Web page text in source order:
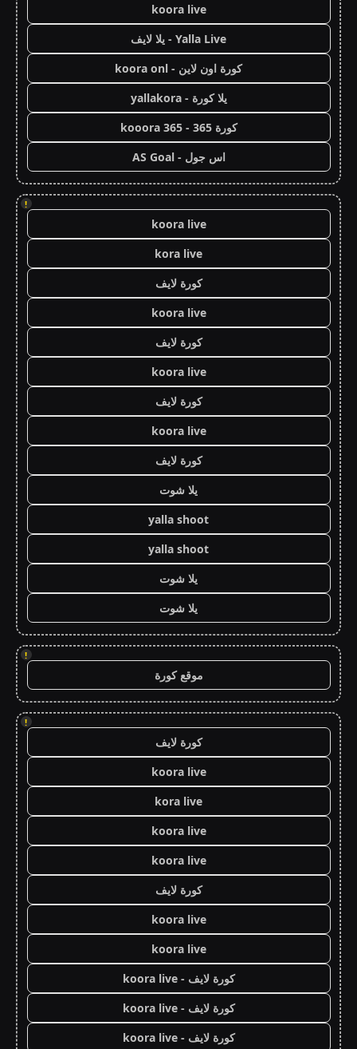
koora live
Yalla Live - يلا لايف
كورة اون لاين - koora onl
يلا كورة - yallakora
كورة 365 - kooora 365
اس جول - AS Goal
!
koora live
kora live
كورة لايف
koora live
كورة لايف
koora live
كورة لايف
koora live
كورة لايف
يلا شوت
yalla shoot
yalla shoot
يلا شوت
يلا شوت
!
موقع كورة
!
كورة لايف
koora live
kora live
koora live
koora live
كورة لايف
koora live
koora live
كورة لايف - koora live
كورة لايف - koora live
كورة لايف - koora live